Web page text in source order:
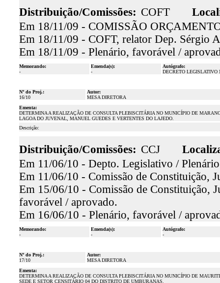
Distribuição/Comissões: COFT
Em 18/11/09 - COMISSÃO
Em 18/11/09 - COFT, relator Dep. Sérgio
Em 18/11/09 - Plenário, favorável /
Memorando:
-
Emenda(s):
-
Autógrafo:
DECRETO LEGISLATIVO
Nº do Proj.:
16/10
Autor:
MESA DIRETORA
Ementa:
DETERMINA A REALIZAÇÃO DE CONSULTA PLEBISCITÁRIA NO MUNICÍPIO DE
LAGOA DO JUVENAL, MANUEL GUEDES E VERTENTES DO LAJEDO.
Descrição:
Distribuição/Comissões: CCJ
Em 11/06/10 - Depto. Legislativo /
Em 11/06/10 - Comissão de Constituição,
Em 15/06/10 - Comissão de Constituição,
favorável / aprovado.
Em 16/06/10 - Plenário, favorável /
Memorando:
-
Emenda(s):
-
Autógrafo:
-
Nº do Proj.:
17/10
Autor:
MESA DIRETORA
Ementa:
DETERMINA A REALIZAÇÃO DE CONSULTA PLEBISCITÁRIA NO MUNICÍPIO DE
SEDE E SETOR CENSITÁRIO 04 DO DISTRITO DE UMBURANAS.